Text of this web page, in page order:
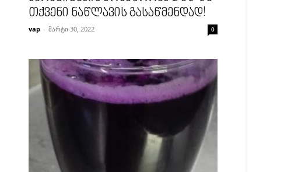
თქვენი ნაწლავის გასაწმენდად!
vap - მარტი 30, 2022 0